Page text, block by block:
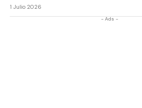
1 Julio 2026
- Ads -